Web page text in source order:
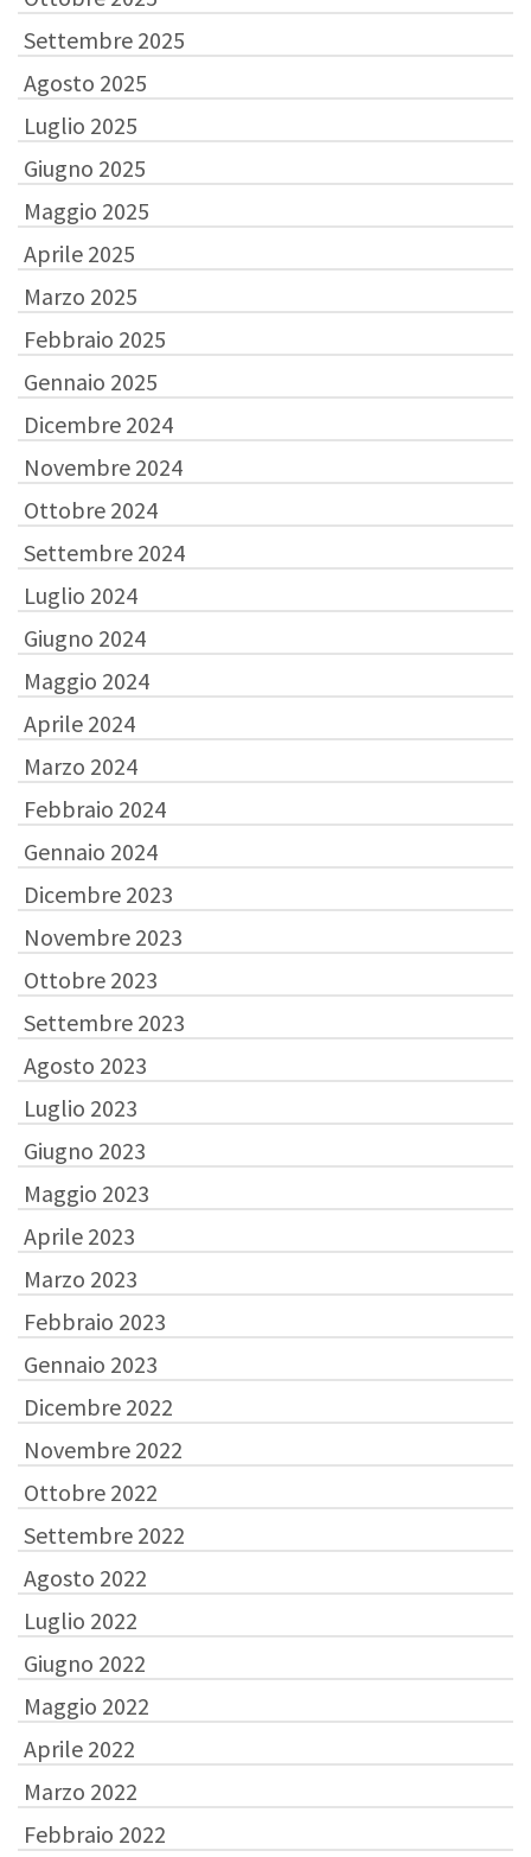
Settembre 2025
Agosto 2025
Luglio 2025
Giugno 2025
Maggio 2025
Aprile 2025
Marzo 2025
Febbraio 2025
Gennaio 2025
Dicembre 2024
Novembre 2024
Ottobre 2024
Settembre 2024
Luglio 2024
Giugno 2024
Maggio 2024
Aprile 2024
Marzo 2024
Febbraio 2024
Gennaio 2024
Dicembre 2023
Novembre 2023
Ottobre 2023
Settembre 2023
Agosto 2023
Luglio 2023
Giugno 2023
Maggio 2023
Aprile 2023
Marzo 2023
Febbraio 2023
Gennaio 2023
Dicembre 2022
Novembre 2022
Ottobre 2022
Settembre 2022
Agosto 2022
Luglio 2022
Giugno 2022
Maggio 2022
Aprile 2022
Marzo 2022
Febbraio 2022